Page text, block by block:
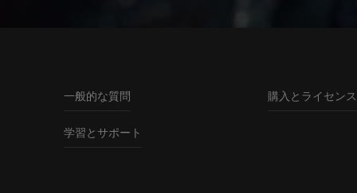
一般的な質問 購入とライセン
学習とサポート